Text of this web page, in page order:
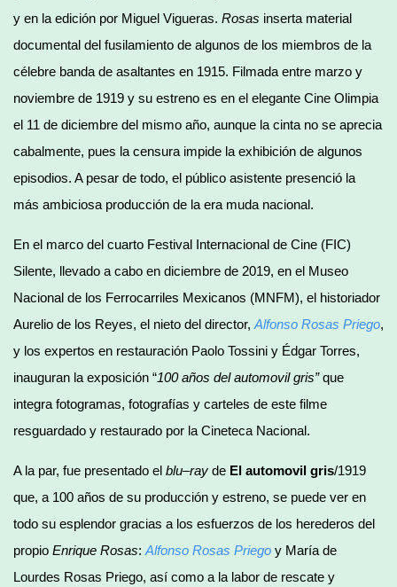
y en la edición por Miguel Vigueras. Rosas inserta material
documental del fusilamiento de algunos de los miembros de la
célebre banda de asaltantes en 1915. Filmada entre marzo y
noviembre de 1919 y su estreno es en el elegante Cine Olimpia
el 11 de diciembre del mismo año, aunque la cinta no se aprecia
cabalmente, pues la censura impide la exhibición de algunos
episodios. A pesar de todo, el público asistente presenció la
más ambiciosa producción de la era muda nacional.
En el marco del cuarto Festival Internacional de Cine (FIC)
Silente, llevado a cabo en diciembre de 2019, en el Museo
Nacional de los Ferrocarriles Mexicanos (MNFM), el historiador
Aurelio de los Reyes, el nieto del director, Alfonso Rosas Priego,
y los expertos en restauración Paolo Tossini y Édgar Torres,
inauguran la exposición “100 años del automovil gris”que
integra fotogramas, fotografías y carteles de este filme
resguardado y restaurado por la Cineteca Nacional.
A la par, fue presentado el blu–ray de El automovil gris/1919
que, a 100 años de su producción y estreno, se puede ver en
todo su esplendor gracias a los esfuerzos de los herederos del
propio Enrique Rosas: Alfonso Rosas Priego y María de
Lourdes Rosas Priego, así como a la labor de rescate y